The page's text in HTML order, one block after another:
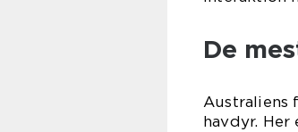
De
havdyr.